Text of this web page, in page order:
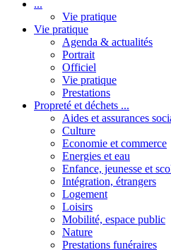
...
Vie pratique
Vie pratique
Agenda & actualités
Portrait
Officiel
Vie pratique
Prestations
Propreté et déchets ...
Aides et assurances
Culture
Economie et commerce
Energies et eau
Enfance, jeunesse et
Intégration, étrangers
Logement
Loisirs
Mobilité, espace public
Nature
Prestations funéraires